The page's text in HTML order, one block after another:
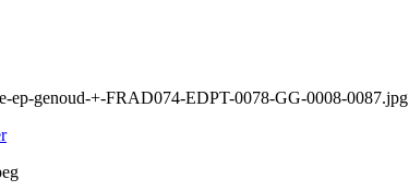
ep-genoud-+-FRAD074-EDPT-0078-GG-0008-0087.jpg